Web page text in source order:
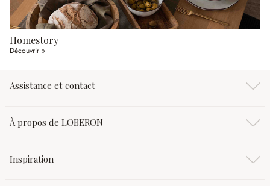
Homestory
Découvrir »
Assistance et contact
À propos de LOBERON
Inspiration